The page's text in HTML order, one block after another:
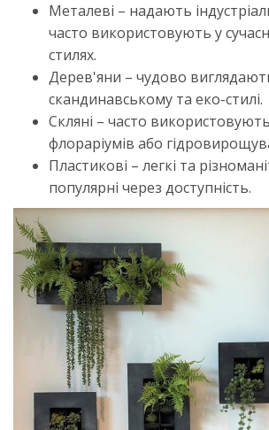
Металеві – надають
часто використовують у
стилях.
Дерев'яни – чудово
скандинавському та еко-стилі.
Скляні – часто
флораріумів або
Пластикові – легкі та
популярні через доступність.